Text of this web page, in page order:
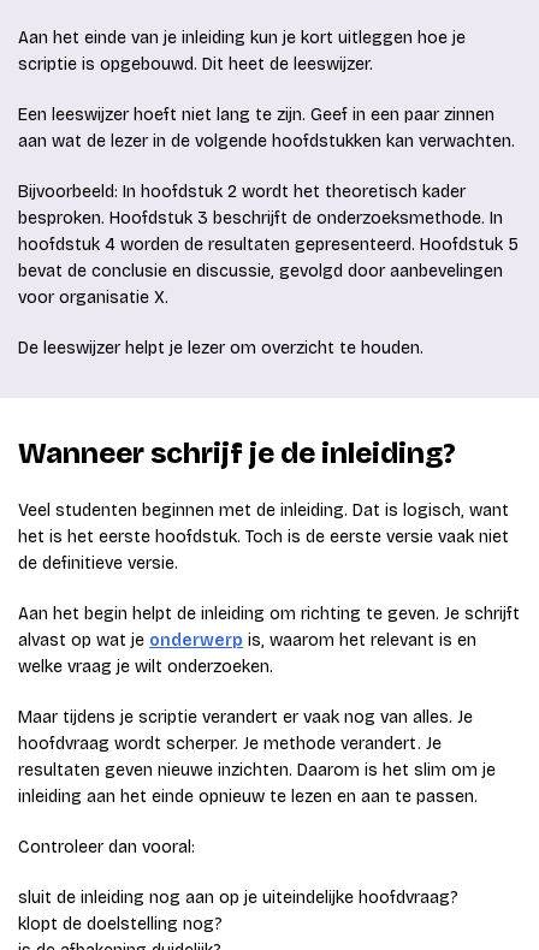
Aan het einde van je inleiding kun je kort uitleggen hoe je
scriptie is opgebouwd. Dit heet de leeswijzer.
Een leeswijzer hoeft niet lang te zijn. Geef in een paar zinnen
aan wat de lezer in de volgende hoofdstukken kan verwachten.
Bijvoorbeeld: In hoofdstuk 2 wordt het theoretisch kader
besproken. Hoofdstuk 3 beschrijft de onderzoeksmethode. In
hoofdstuk 4 worden de resultaten gepresenteerd. Hoofdstuk 5
bevat de conclusie en discussie, gevolgd door aanbevelingen
voor organisatie X.
De leeswijzer helpt je lezer om overzicht te houden.
Wanneer schrijf je de inleiding?
Veel studenten beginnen met de inleiding. Dat is logisch, want
het is het eerste hoofdstuk. Toch is de eerste versie vaak niet
de definitieve versie.
Aan het begin helpt de inleiding om richting te geven. Je schrijft
alvast op wat je onderwerp is, waarom het relevant is en
welke vraag je wilt onderzoeken.
Maar tijdens je scriptie verandert er vaak nog van alles. Je
hoofdvraag wordt scherper. Je methode verandert. Je
resultaten geven nieuwe inzichten. Daarom is het slim om je
inleiding aan het einde opnieuw te lezen en aan te passen.
Controleer dan vooral:
sluit de inleiding nog aan op je uiteindelijke hoofdvraag?
klopt de doelstelling nog?